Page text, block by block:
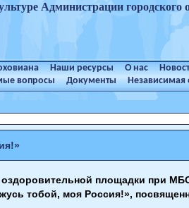
Администрации
Наши ресурсы О нас
вопросы Документы Независимая
оздоровительной площадки при
тобой, моя Россия!»,